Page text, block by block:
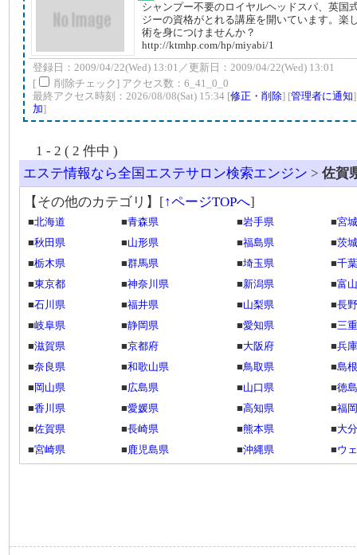
シャンプー不要のロイヤルヘッドスパ、英国
ジーの資格がとれる講座を開いています。楽
術を身につけませんか？
http://ktmhp.com/hp/miyabi/1
登録日：2009/04/22(Wed) 13:01／更新日：2009/04/22(Wed) 13:01
[
削除チェック] アクセス数：6_41_0_0
最終アクセス時刻：2026/08/08(Sat) 15:34 [修正・削除] [管理者に通知
加]
1 - 2 ( 2 件中 )
エステ情報なら全国エステサロン検索エンジン > 佐賀
【その他のカテゴリ】 [↑ページTOPへ]
■北海道 ■青森県 ■岩手県 ■宮
■秋田県 ■山形県 ■福島県 ■茨
■栃木県 ■群馬県 ■埼玉県 ■千
■東京都 ■神奈川県 ■新潟県 ■富
■石川県 ■福井県 ■山梨県 ■長
■岐阜県 ■静岡県 ■愛知県 ■三
■滋賀県 ■京都府 ■大阪府 ■兵
■奈良県 ■和歌山県 ■鳥取県 ■島
■ 岡山県 ■広島県 ■山口県 ■徳
■香川県 ■愛媛県 ■高知県 ■福
■佐賀県 ■長崎県 ■熊本県 ■大
■宮崎県 ■鹿児島県 ■沖縄県 ■ウ